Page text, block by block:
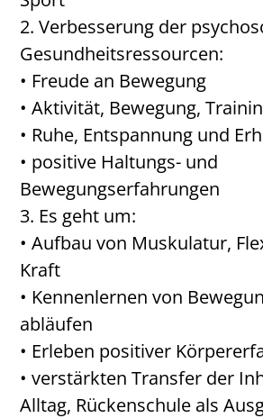
2. Verbesserung der
Gesundheitsressourcen:
• Freude an Bewegung
• Aktivität, Bewegung,
• Ruhe, Entspannung und
• positive Haltungs- und
Bewegungserfahrungen
3. Es geht um:
• Aufbau von Muskulatur,
Kraft
• Kennenlernen von
abläufen
• Erleben positiver
• verstärkten Transfer der
Alltag, Rückenschule als